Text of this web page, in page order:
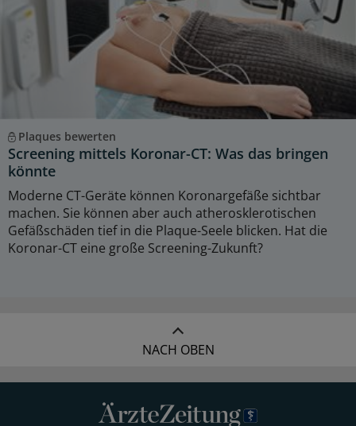
Plaques bewerten
Screening mittels Koronar-CT: Was das bringen
könnte
Moderne CT-Geräte können Koronargefäße sichtbar
machen. Sie können aber auch atherosklerotischen
Gefäßschäden tief in die Plaque-Seele blicken. Hat die
Koronar-CT eine große Screening-Zukunft?
NACH OBEN